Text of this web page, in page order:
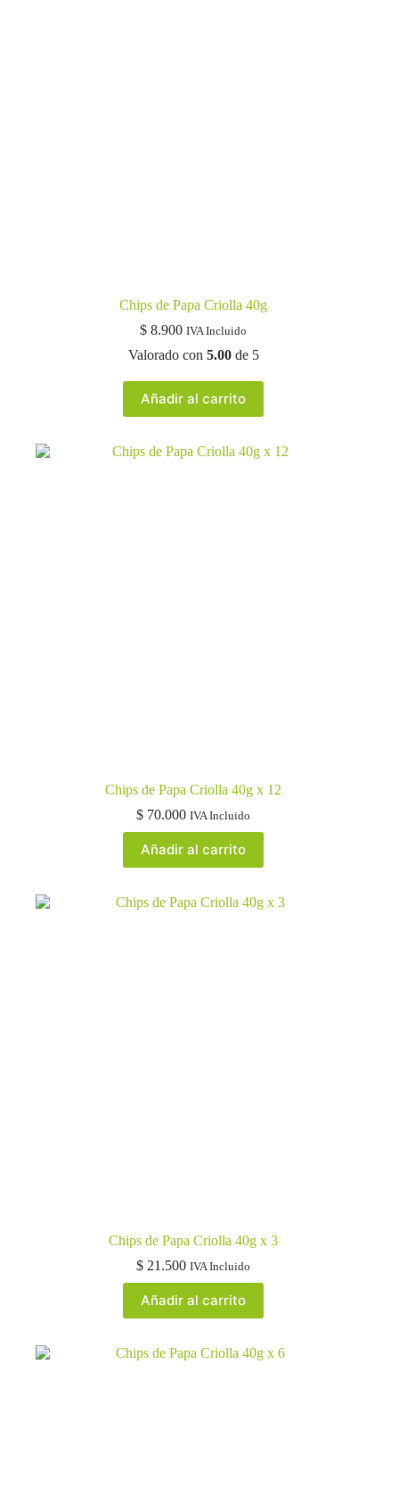
Chips de Papa Criolla 40g
$ 8.900 IVA Incluido
Valorado con 5.00de 5
Añadir al carrito
Chips de Papa Criolla 40g x 12
$ 70.000 IVA Incluido
Añadir al carrito
Chips de Papa Criolla 40g x 3
$ 21.500 IVA Incluido
Añadir al carrito